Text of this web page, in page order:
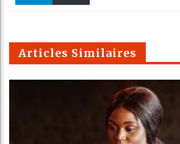
m
Articles Similaires